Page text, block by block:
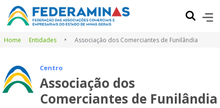
Home Entidades Associação dos Comerciantes de Funilândia
Centro
Associação dos
Comerciantes de Funilândia